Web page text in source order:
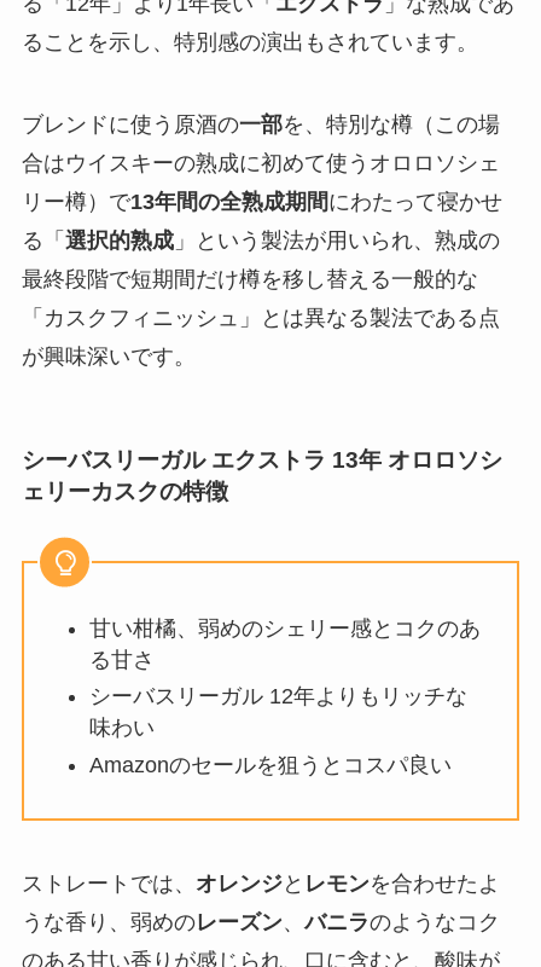
ることを示し、特別感の演出もされています。
ブレンドに使う原酒の一部を、特別な樽（この場
合はウイスキーの熟成に初めて使うオロロソシェ
リー樽）で13年間の全熟成期間にわたって寝かせ
る「 選択的熟成」という製法が用いられ、熟成の
最終段階で短期間だけ樽を移し替える一般的な
「カスクフィニッシュ」とは異なる製法である点
が興味深いです。
シーバスリーガル エクストラ 13年 オロロソシ
ェリーカスクの特徴
甘い柑橘、弱めのシェリー感とコクのあ
る甘さ
シーバスリーガル 12年よりもリッチな
味わい
Amazonのセールを狙うとコスパ良い
ストレートでは、 オレンジと レモンを合わせたよ
うな香り、弱めのレーズン、バニラのようなコク
のある甘い香りが感じられ、口に含むと、酸味が